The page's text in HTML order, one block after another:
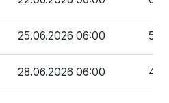
25.06.2026 06:00 5
28.06.2026 06:00 4